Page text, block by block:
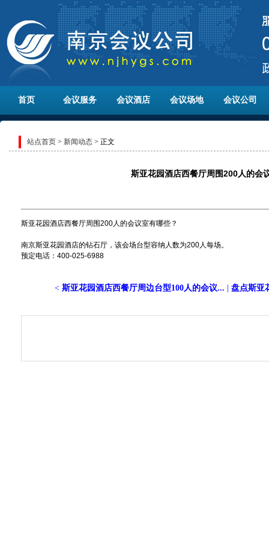
首页 会议服务 会议酒店 会议场地 会议公司
站点首页 > 新闻动态 > 正文
斯亚花园酒店西餐厅周围200人的会
斯亚花园酒店西餐厅周围200人的会议室有哪些？
南京斯亚花园酒店的钻石厅，该会场台型容纳人数为200人每场。
预定电话：400-025-6988
< 斯亚花园酒店西餐厅周边台型100人的会议... 盘点斯亚